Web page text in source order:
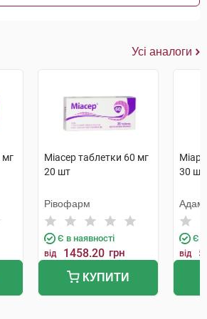
Усі аналоги
мг
Міасер таблетки 60 мг
20 шт
Рівофарм
Є в наявності
від 1458.20 грн
КУПИТИ
30 шт
Є в
від